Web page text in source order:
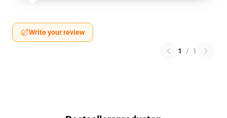
Write your review
1 / 1